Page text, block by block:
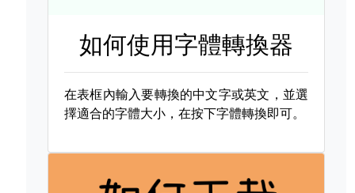
如何使用字體轉換器
在表框內輸入要轉換的中文字或英文，並選
擇適合的字體大小，在按下字體轉換即可。